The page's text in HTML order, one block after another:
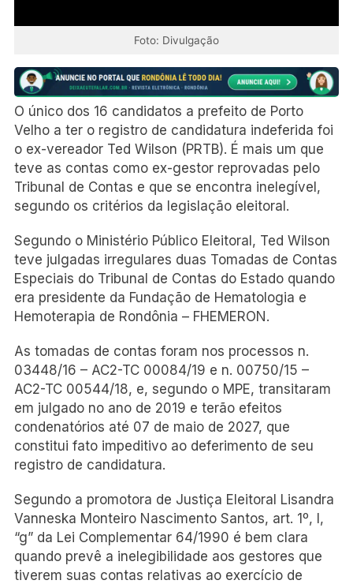
Foto: Divulgação
O único dos 16 candidatos a prefeito de Porto
Velho a ter o registro de candidatura indeferida foi
o ex-vereador Ted Wilson (PRTB). É mais um que
teve as contas como ex-gestor reprovadas pelo
Tribunal de Contas e que se encontra inelegível,
segundo os critérios da legislação eleitoral.
Segundo o Ministério Público Eleitoral, Ted Wilson
teve julgadas irregulares duas Tomadas de Contas
Especiais do Tribunal de Contas do Estado quando
era presidente da Fundação de Hematologia e
Hemoterapia de Rondônia – FHEMERON.
As tomadas de contas foram nos processos n.
03448/16 – AC2-TC 00084/19 e n. 00750/15 –
AC2-TC 00544/18, e, segundo o MPE, transitaram
em julgado no ano de 2019 e terão efeitos
condenatórios até 07 de maio de 2027, que
constitui fato impeditivo ao deferimento de seu
registro de candidatura.
Segundo a promotora de Justiça Eleitoral Lisandra
Vanneska Monteiro Nascimento Santos, art. 1º, I,
“g” da Lei Complementar 64/1990 é bem clara
quando prevê a inelegibilidade aos gestores que
tiverem suas contas relativas ao exercício de